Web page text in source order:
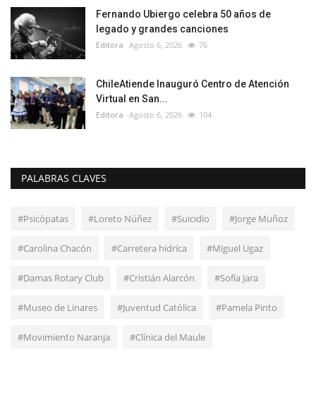
Fernando Ubiergo celebra 50 años de
legado y grandes canciones
Editora Agosto 6, 2026 76
ChileAtiende Inauguró Centro de Atención
Virtual en San...
Editora Agosto 6, 2026 104
PALABRAS CLAVES
#Psicópatas #Loreto Núñez #Suicidio #Jorge Muñoz
#Carolina Chacón #Carretera hidríca #Miguel Ugaz
#Damas Rotary Club #Cristián Alarcón #Sofía Jara
#Museo de Linares #Juventud Católica #Pamela Pinto
#Movimiento Naranja #Clínica del Maule